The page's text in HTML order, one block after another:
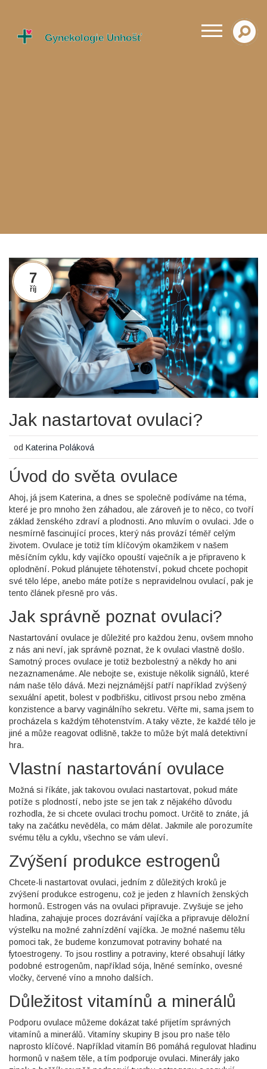
7
říj
Jak nastartovat ovulaci?
odKaterina Poláková
Úvod do světa ovulace
Ahoj, já jsem Katerina, a dnes se společně podíváme na téma,
které je pro mnoho žen záhadou, ale zároveň je to něco, co tvoří
základ ženského zdraví a plodnosti. Ano mluvím o ovulaci. Jde o
nesmírně fascinující proces, který nás provází téměř celým
životem. Ovulace je totiž tím klíčovým okamžikem v našem
měsíčním cyklu, kdy vajíčko opouští vaječník a je připraveno k
oplodnění. Pokud plánujete těhotenství, pokud chcete pochopit
své tělo lépe, anebo máte potíže s nepravidelnou ovulací, pak je
tento článek přesně pro vás.
Jak správně poznat ovulaci?
Nastartování ovulace je důležité pro každou ženu, ovšem mnoho
z nás ani neví, jak správně poznat, že k ovulaci vlastně došlo.
Samotný proces ovulace je totiž bezbolestný a někdy ho ani
nezaznamenáme. Ale nebojte se, existuje několik signálů, které
nám naše tělo dává. Mezi nejznámější patří například zvýšený
sexuální apetit, bolest v podbřišku, citlivost prsou nebo změna
konzistence a barvy vaginálního sekretu. Věřte mi, sama jsem to
procházela s každým těhotenstvím. A taky vězte, že každé tělo je
jiné a může reagovat odlišně, takže to může být malá detektivní
hra.
Vlastní nastartování ovulace
Možná si říkáte, jak takovou ovulaci nastartovat, pokud máte
potíže s plodností, nebo jste se jen tak z nějakého důvodu
rozhodla, že si chcete ovulaci trochu pomoct. Určitě to znáte, já
taky na začátku nevěděla, co mám dělat. Jakmile ale porozumíte
svému tělu a cyklu, všechno se vám uleví.
Zvýšení produkce estrogenů
Chcete-li nastartovat ovulaci, jedním z důležitých kroků je
zvýšení produkce estrogenu, což je jeden z hlavních ženských
hormonů. Estrogen vás na ovulaci připravuje. Zvyšuje se jeho
hladina, zahajuje proces dozrávání vajíčka a připravuje děložní
výstelku na možné zahnízdění vajíčka. Je možné našemu tělu
pomoci tak, že budeme konzumovat potraviny bohaté na
fytoestrogeny. To jsou rostliny a potraviny, které obsahují látky
podobné estrogenům, například sója, lněné semínko, ovesné
vločky, červené víno a mnoho dalších.
Důležitost vitamínů a minerálů
Podporu ovulace můžeme dokázat také přijetím správných
vitamínů a minerálů. Vitamíny skupiny B jsou pro naše tělo
naprosto klíčové. Například vitamín B6 pomáhá regulovat hladinu
hormonů v našem těle, a tím podporuje ovulaci. Minerály jako